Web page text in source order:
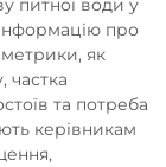
питної води у
про
метрики, як
частка
та потреба
керівникам